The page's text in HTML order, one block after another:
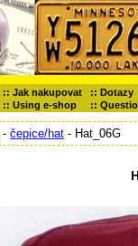
:: Jak nakupovat :: Dotazy
:: Using e-shop ::
- čepice/hat - Hat_06G